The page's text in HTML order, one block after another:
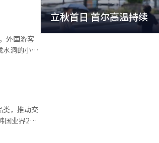
水洞的小巷
也大幅增
）、餐
）也显示
类，推动交
增长
立秋首日 首尔高温持续